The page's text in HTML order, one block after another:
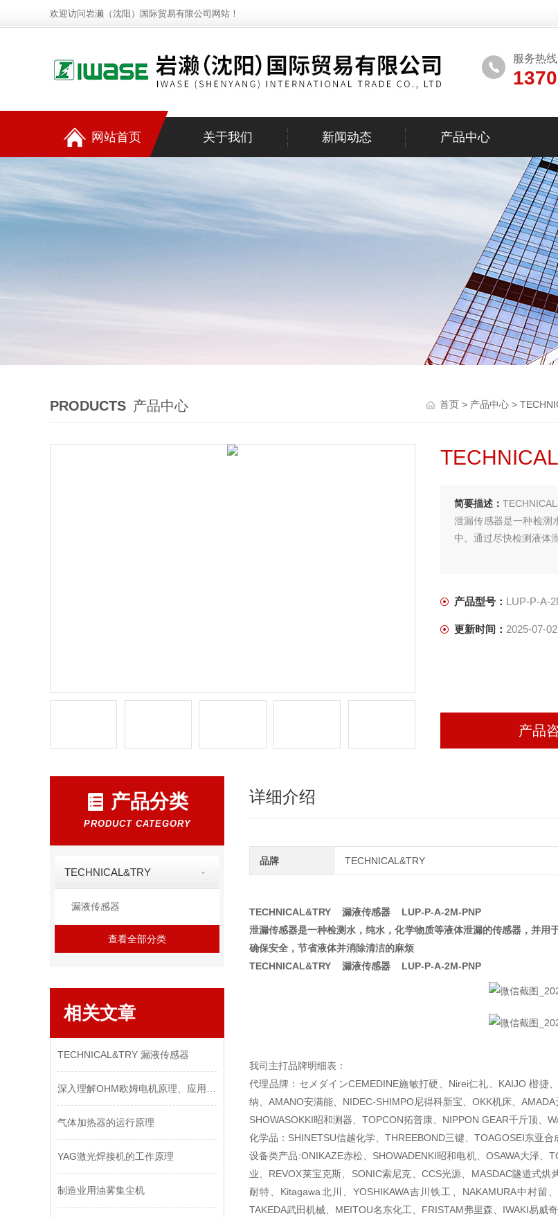
欢迎访问岩濑（沈阳）国际贸易有限公司网站！
服务热线
网站首页 关于我们 新闻动态 产品中心
PRODUCTS 产品中心 首页 > 产品中心 >
简要描述：
泄漏传感器是一种检测
中。通过尽快检测液体
产品型号： LUP-P-A-
更新时间： 2025-07-02
产品
产品分类
PRODUCT CATEGORY
TECHNICAL&TRY
漏液传感器
查看全部分类
相关文章
TECHNICAL&TRY 漏液传感器
气体加热器的运行原理
YAG激光焊接机的工作原理
制造业用油雾集尘机
详细介绍
品牌 TECHNICAL&TRY
TECHNICAL&TRY 漏液传感器 LUP-P-A-2M-PNP
泄漏传感器是一种检测水，纯水，化学物质等液体泄漏的传感器，并用
确保安全，节省液体并消除清洁的麻烦
TECHNICAL&TRY 漏液传感器 LUP-P-A-2M-PNP
我司主打品牌明细表：
代理品牌：セメダインCEMEDINE施敏打硬、Nirei仁礼、KAIJO 楷捷
纳、AMANO安满能、NIDEC-SHIMPO尼得科新宝、OKK机床、
SHOWASOKKI昭和测器、TOPCON拓普康、NIPPON GEAR千斤顶、
化学品：SHINETSU信越化学、THREEBOND三键、TOAGOSEI东亚
设备类产品:ONIKAZE赤松、SHOWADENKI昭和电机、OSAWA大泽
业、REVOX莱宝克斯、SONIC索尼克、CCS光源、MASDAC隧道式
耐特、Kitagawa北川、YOSHIKAWA吉川铁工、NAKAMURA中村留
TAKEDA武田机械、MEITOU名东化工、FRISTAM弗里森、IWAKI易威奇